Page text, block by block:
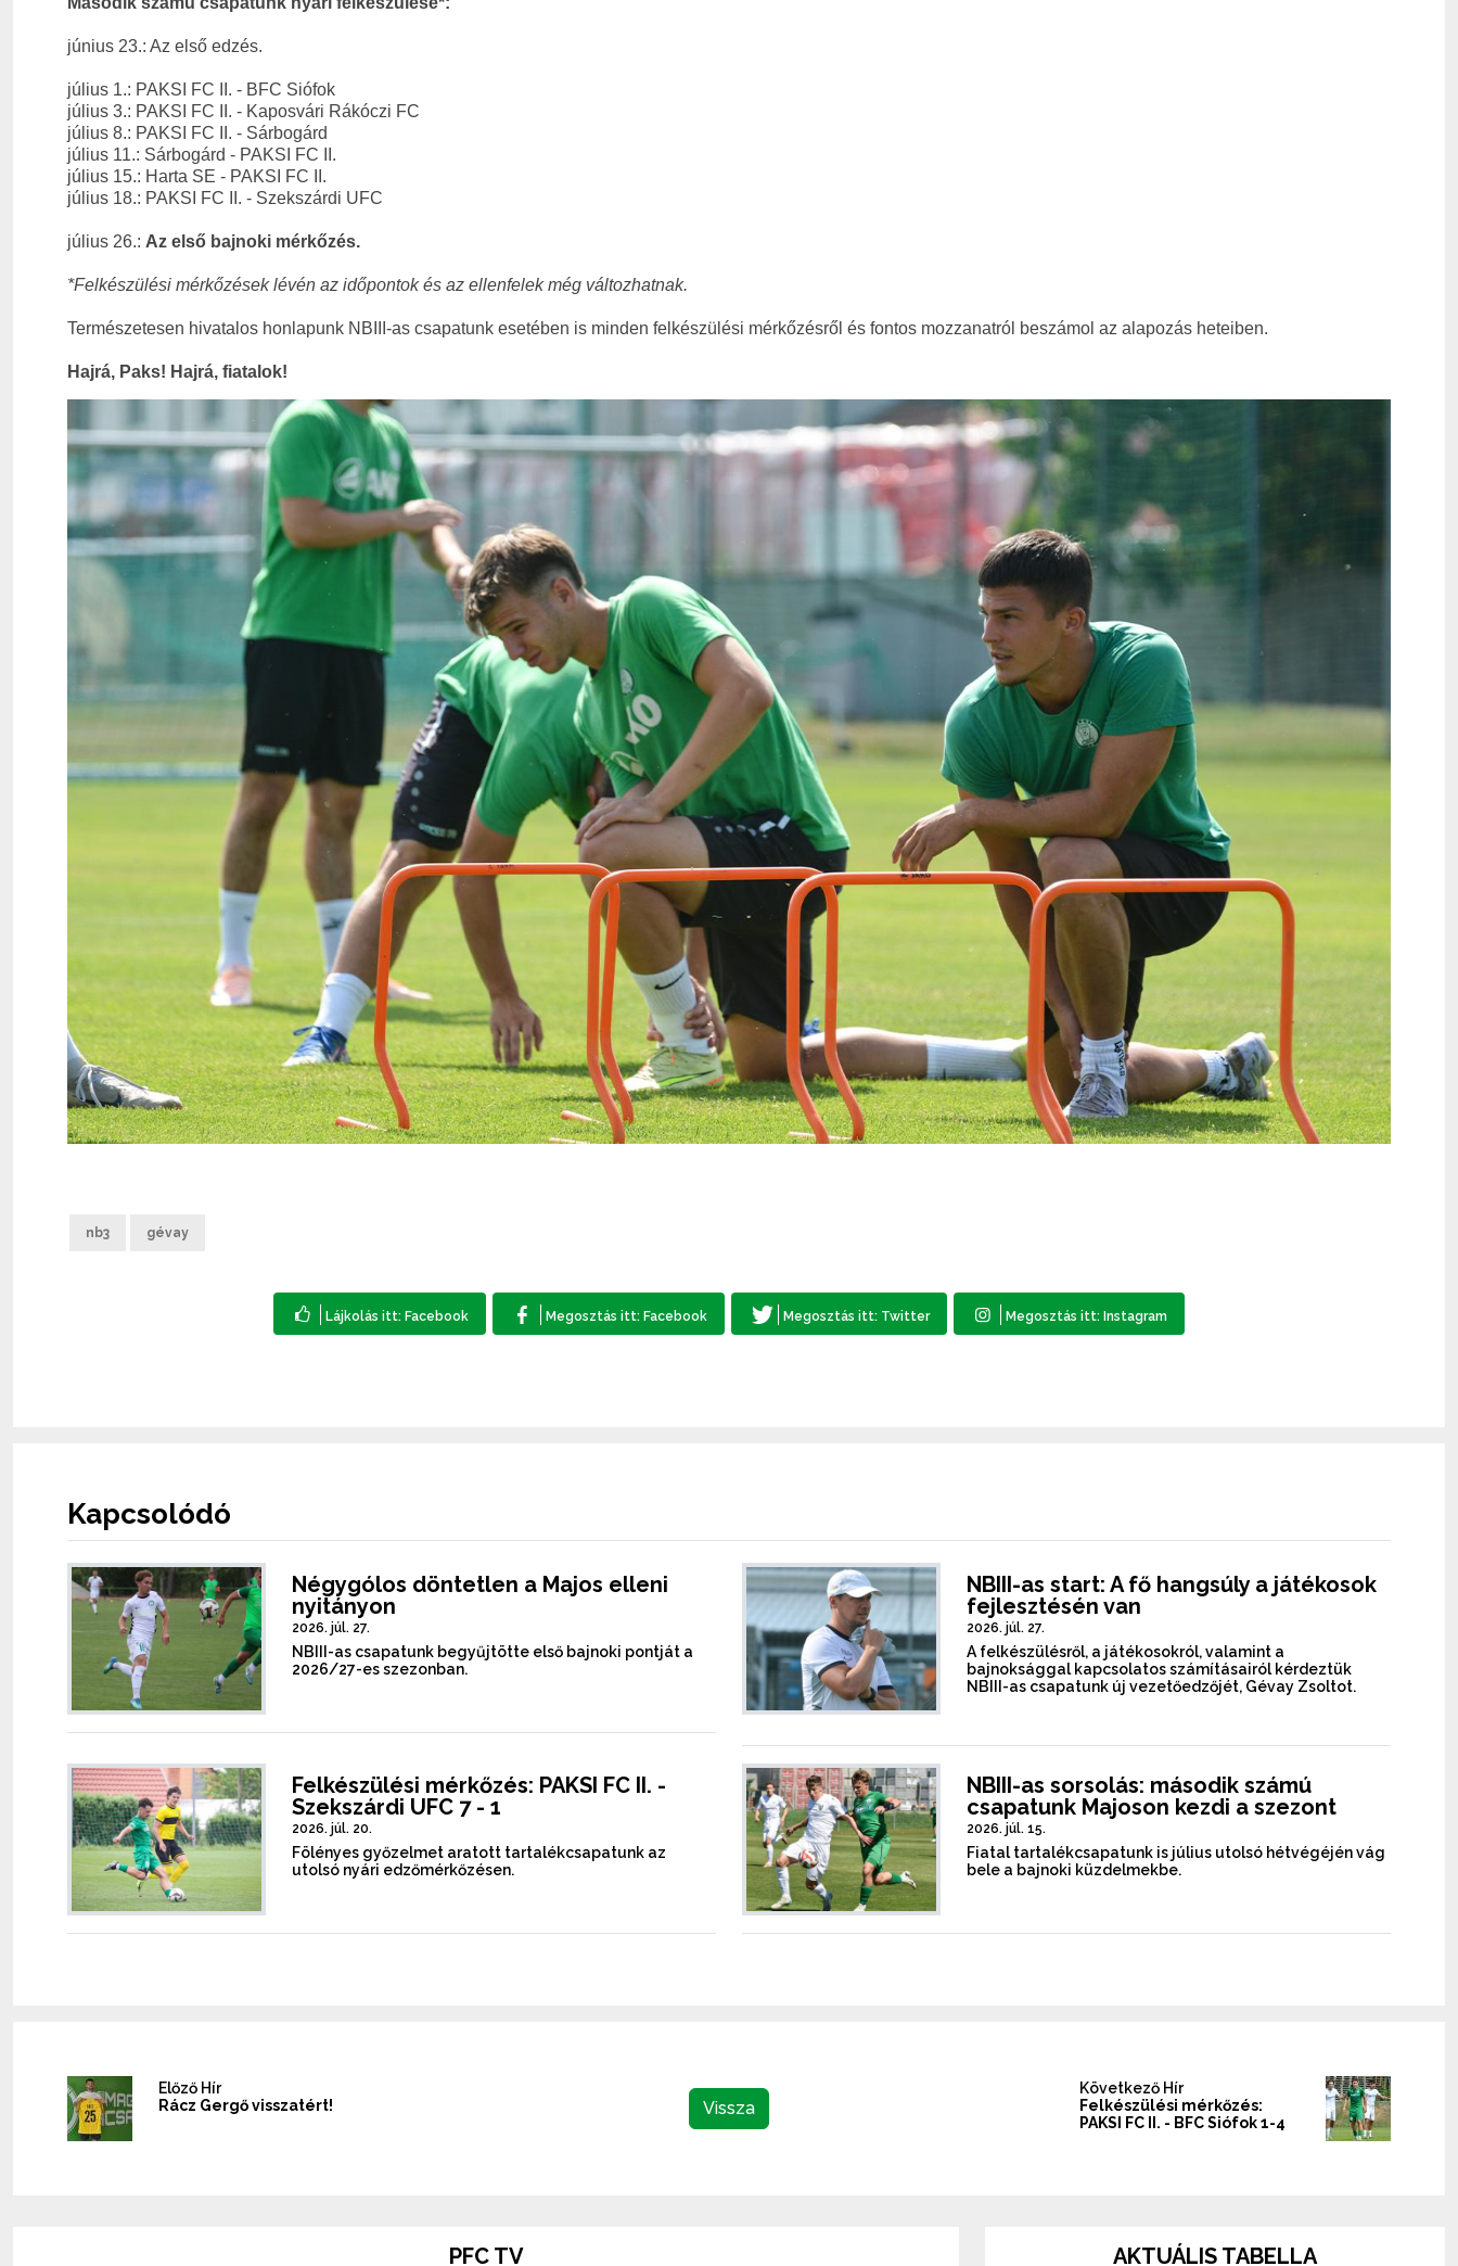
június 23.: Az első edzés.
július 1.: PAKSI FC II. - BFC Siófok
július 3.: PAKSI FC II. - Kaposvári Rákóczi FC
július 8.: PAKSI FC II. - Sárbogárd
július 11.: Sárbogárd - PAKSI FC II.
július 15.: Harta SE - PAKSI FC II.
július 18.: PAKSI FC II. - Szekszárdi UFC
július 26.: Az első bajnoki mérkőzés.
*Felkészülési mérkőzések lévén az időpontok és az ellenfelek még változhatnak.
Természetesen hivatalos honlapunk NBIII-as csapatunk esetében is minden felkészülési mérkőzésről és fontos mozzanatról beszámol az alapozás heteiben.
Hajrá, Paks! Hajrá, fiatalok!
nb3 gévay
Kapcsolódó
Négygólos döntetlen a Majos elleni
nyitányon
2026. júl. 27.
NBIII-as csapatunk begyűjtötte első bajnoki pontját a
2026/27-es szezonban.
NBIII-as start: A fő hangsúly a játékosok
fejlesztésén van
2026. júl. 27.
A felkészülésről, a játékosokról, valamint a
bajnoksággal kapcsolatos számításairól kérdeztük
NBIII-as csapatunk új vezetőedzőjét, Gévay Zsoltot.
Felkészülési mérkőzés: PAKSI FC II. -
Szekszárdi UFC 7 - 1
2026. júl. 20.
Fölényes győzelmet aratott tartalékcsapatunk az
utolsó nyári edzőmérkőzésen.
NBIII-as sorsolás: második számú
csapatunk Majoson kezdi a szezont
2026. júl. 15.
Fiatal tartalékcsapatunk is július utolsó hétvégéjén vág
bele a bajnoki küzdelmekbe.
Előző Hír
Rácz Gergő visszatért!
Vissza
Következő Hír
Felkészülési mérkőzés:
PAKSI FC II. - BFC Siófok 1-4
PFC TV AKTUÁLIS TABELLA